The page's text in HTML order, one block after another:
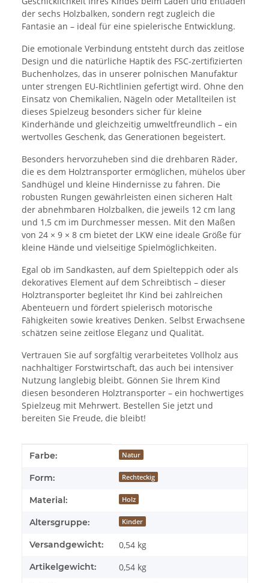
der sechs Holzbalken, sondern regt zugleich die
Fantasie an – ideal für eine spielerische Entwicklung.
Die emotionale Verbindung entsteht durch das zeitlose
Design und die natürliche Haptik des FSC-zertifizierten
Buchenholzes, das in unserer polnischen Manufaktur
unter strengen EU-Richtlinien gefertigt wird. Ohne den
Einsatz von Chemikalien, Nägeln oder Metallteilen ist
dieses Spielzeug besonders sicher für kleine
Kinderhände und gleichzeitig umweltfreundlich – ein
wertvolles Geschenk, das Generationen begeistert.
Besonders hervorzuheben sind die drehbaren Räder,
die es dem Holztransporter ermöglichen, mühelos über
Sandhügel und kleine Hindernisse zu fahren. Die
robusten Rungen gewährleisten einen sicheren Halt
der abnehmbaren Holzbalken, die jeweils 12 cm lang
und 1,5 cm im Durchmesser messen. Mit den Maßen
von 24 × 9 × 8 cm bietet der LKW eine ideale Größe für
kleine Hände und vielseitige Spielmöglichkeiten.
Egal ob im Sandkasten, auf dem Spielteppich oder als
dekoratives Element auf dem Schreibtisch – dieser
Holztransporter begleitet Ihr Kind bei zahlreichen
Abenteuern und fördert spielerisch motorische
Fähigkeiten sowie kreatives Denken. Selbst Erwachsene
schätzen seine zeitlose Eleganz und Qualität.
Vertrauen Sie auf sorgfältig verarbeitetes Vollholz aus
nachhaltiger Forstwirtschaft, das auch bei intensiver
Nutzung langlebig bleibt. Gönnen Sie Ihrem Kind
diesen besonderen Holztransporter – ein hochwertiges
Spielzeug mit Mehrwert. Bestellen Sie jetzt und
bereiten Sie Freude, die bleibt!
Produkteigenschaft
Wert
Farbe: Natur
Form: Rechteckig
Material: Holz
Altersgruppe: Kinder
Versandgewicht: 0,54 kg
Artikelgewicht: 0,54 kg